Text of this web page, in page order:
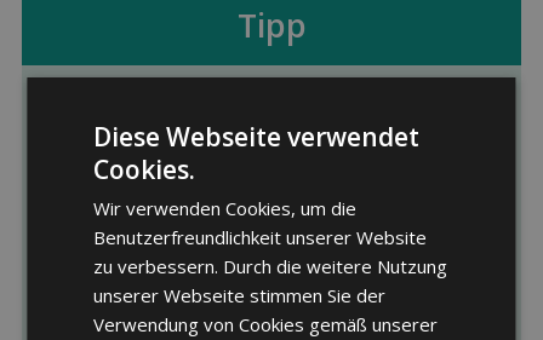
Tipp
auf die Alters­vorsorge achten
Bei der Stellensuche sind viele Faktoren
entscheidend, doch auch die
Altersvorsorge sollte eine Rolle spielen.
Besonders, wenn Sie für lange Zeit bei
einem Unternehmen bleiben möchten,
Diese Webseite verwendet
Cookies.
Wir verwenden Cookies, um die
Benutzerfreundlichkeit unserer Website
zu verbessern. Durch die weitere Nutzung
unserer Webseite stimmen Sie der
Verwendung von Cookies gemäß unserer